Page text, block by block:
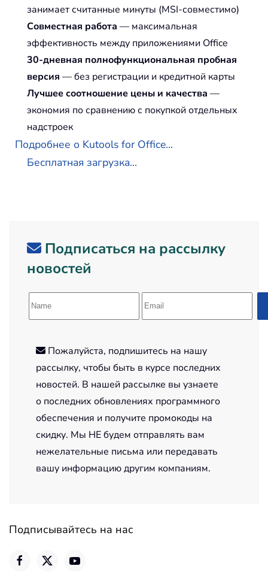
занимает считанные минуты (MSI-совместимо)
Совместная работа — максимальная
эффективность между приложениями Office
30-дневная полнофункциональная пробная
версия — без регистрации и кредитной карты
Лучшее соотношение цены и качества —
экономия по сравнению с покупкой отдельных
надстроек
Подробнее о Kutools for Office...
Бесплатная загрузка...
Подписаться на рассылку
новостей
Пожалуйста, подпишитесь на нашу
рассылку, чтобы быть в курсе последних
новостей. В нашей рассылке вы узнаете
о последних обновлениях программного
обеспечения и получите промокоды на
скидку. Мы НЕ будем отправлять вам
нежелательные письма или передавать
вашу информацию другим компаниям.
Подписывайтесь на нас